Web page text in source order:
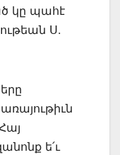
կը պահէ
Ս.
ե՛ւ